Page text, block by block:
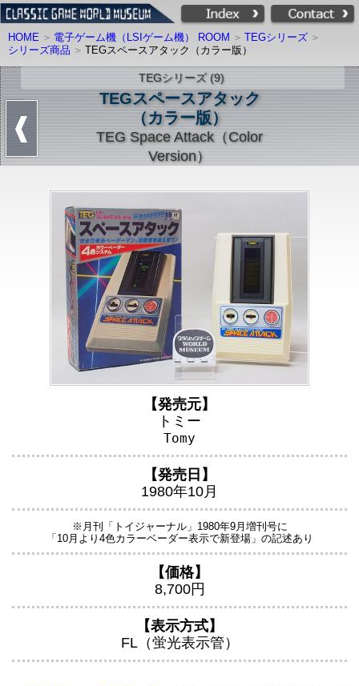
HOME 電子ゲーム機（LSIゲーム機） ROOM
TEGシリーズ
シリーズ商品
TEGスペースアタック（カラー版）
TEGシリーズ (9)
TEGスペースアタック
（カラー版）
TEG Space Attack（Color
Version）
【発売元】
トミー
Tomy
【発売日】
1980年10月
※月刊「トイジャーナル」1980年9月増刊号に
「10月より4色カラーベーダー表示で新登場」の記述あり
【価格】
8,700円
【表示方式】
FL（蛍光表示管）